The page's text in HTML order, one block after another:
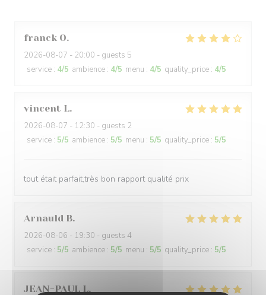
franck O
2026-08-07 - 20:00 - guests 5
service : 4/5 ambience : 4/5 menu : 4/5 quality_price : 4/5
vincent L
2026-08-07 - 12:30 - guests 2
service : 5/5 ambience : 5/5 menu : 5/5 quality_price : 5/5
tout était parfait,très bon rapport qualité prix
Arnauld B
2026-08-06 - 19:30 - guests 4
service : 5/5 ambience : 5/5 menu : 5/5 quality_price : 5/5
JEAN-PAUL L